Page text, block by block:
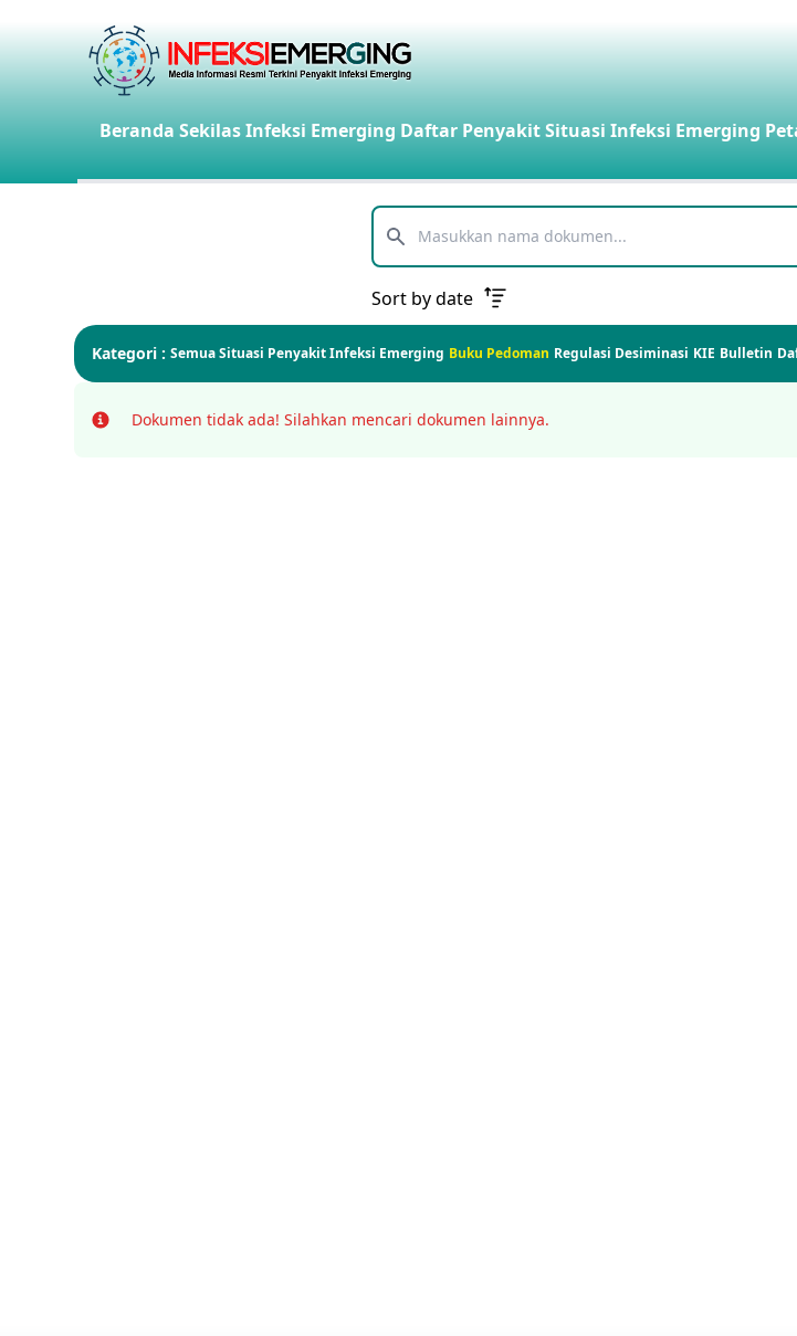
Beranda Sekilas Infeksi Emerging Daftar PenyakitSituasi Infeksi Emerging
Telusuri
Sort by date
Kategori : Semua Situasi Penyakit Infeksi Emerging Buku Pedoman Regulasi Desiminasi KIE Bulletin
Info Dokumen tidak ada! Silahkan mencari dokumen lainnya.